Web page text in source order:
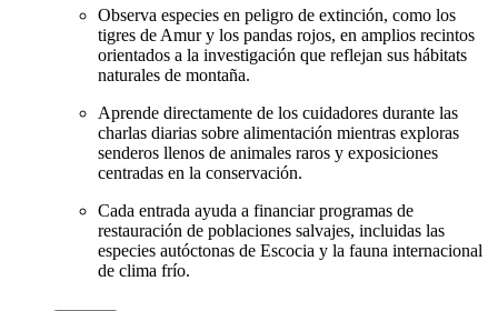
Observa especies en peligro de extinción, como los
tigres de Amur y los pandas rojos, en amplios recintos
orientados a la investigación que reflejan sus hábitats
naturales de montaña.
Aprende directamente de los cuidadores durante las
charlas diarias sobre alimentación mientras exploras
senderos llenos de animales raros y exposiciones
centradas en la conservación.
Cada entrada ayuda a financiar programas de
restauración de poblaciones salvajes, incluidas las
especies autóctonas de Escocia y la fauna internacional
de clima frío.